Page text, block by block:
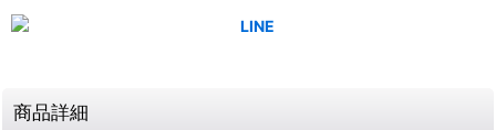
商品詳細